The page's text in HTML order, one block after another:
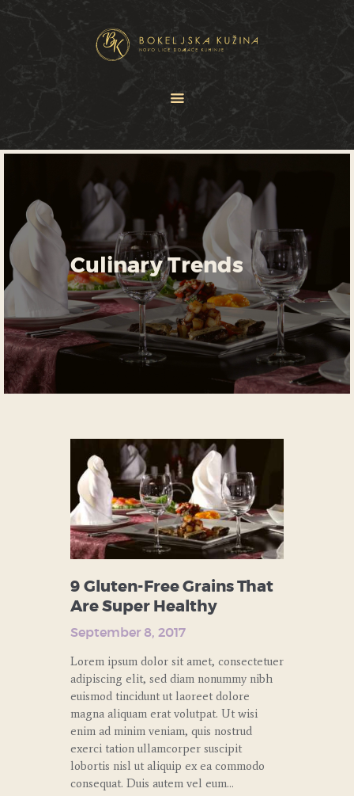
Culinary Trends
JELOVNICI
USLUGE
GALERIJA
KONTAKT
9 Gluten-Free Grains That
Are Super Healthy
September 8, 2017
Lorem ipsum dolor sit amet, consectetuer
adipiscing elit, sed diam nonummy nibh
euismod tincidunt ut laoreet dolore
magna aliquam erat volutpat. Ut wisi
enim ad minim veniam, quis nostrud
exerci tation ullamcorper suscipit
lobortis nisl ut aliquip ex ea commodo
consequat. Duis autem vel eum…